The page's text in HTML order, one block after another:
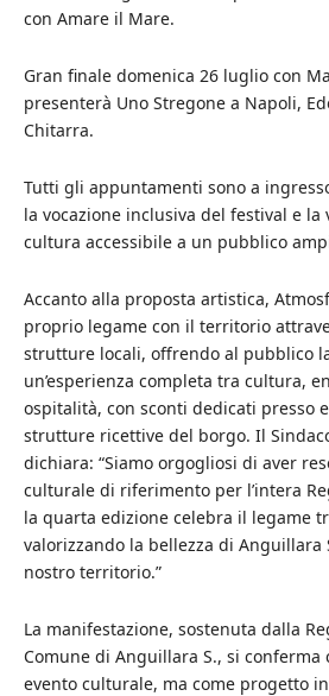
con Amare il Mare.
Gran finale domenica 26 luglio con
presenterà Uno Stregone a Napoli,
Chitarra.
Tutti gli appuntamenti sono a
la vocazione inclusiva del festival e
cultura accessibile a un pubblico
Accanto alla proposta artistica,
proprio legame con il territorio
strutture locali, offrendo al pubblico
un’esperienza completa tra cultura,
ospitalità, con sconti dedicati presso
strutture ricettive del borgo. Il
dichiara: “Siamo orgogliosi di aver
culturale di riferimento per l’intera
la quarta edizione celebra il legame
valorizzando la bellezza di Anguillara
nostro territorio.”
La manifestazione, sostenuta dalla
Comune di Anguillara S., si conferma
evento culturale, ma come progetto